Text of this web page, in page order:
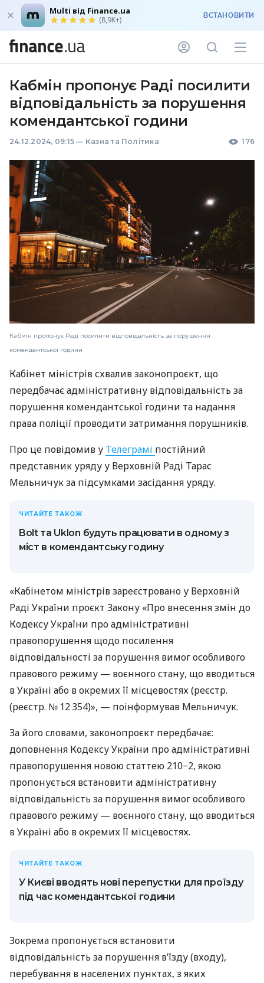
Multi від Finance.ua
(8,9K+) ВСТАНОВИТИ
Кабмін пропонує Раді посилити
відповідальність за порушення
комендантської години
24.12.2024, 09:15 — Казна та Політика 176
Кабмін пропонує Раді посилити відповідальність за порушення
комендантської години
Кабінет міністрів схвалив законопроєкт, що
передбачає адміністративну відповідальність за
порушення комендантської години та надання
права поліції проводити затримання порушників.
Про це повідомив у Телеграмі постійний
представник уряду у Верховній Раді Тарас
Мельничук за підсумками засідання уряду.
ЧИТАЙТЕ ТАКОЖ
Bolt та Uklon будуть працювати в одному з
міст в комендантську годину
«Кабінетом міністрів зареєстровано у Верховній
Раді України проєкт Закону «Про внесення змін до
Кодексу України про адміністративні
правопорушення щодо посилення
відповідальності за порушення вимог особливого
правового режиму — воєнного стану, що вводиться
в Україні або в окремих її місцевостях (реєстр.
(реєстр. № 12 354)», — поінформував Мельничук.
За його словами, законопроєкт передбачає:
доповнення Кодексу України про адміністративні
правопорушення новою статтею 210−2, якою
пропонується встановити адміністративну
відповідальність за порушення вимог особливого
правового режиму — воєнного стану, що вводиться
в Україні або в окремих її місцевостях.
ЧИТАЙТЕ ТАКОЖ
У Києві вводять нові перепустки для проїзду
під час комендантської години
Зокрема пропонується встановити
відповідальність за порушення в’їзду (входу),
перебування в населених пунктах, з яких